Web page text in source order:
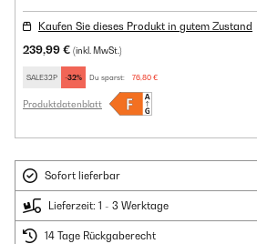
Kaufen Sie dieses Produkt in gutem Zustand
239,99 € (inkl. MwSt.)
SALE32P -32% Du sparst: 76,80 €
Produktdatenblatt
Sofort lieferbar
Lieferzeit: 1 - 3 Werktage
14 Tage Rückgaberecht